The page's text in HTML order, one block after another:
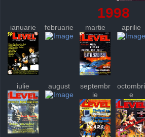
1998
ianuarie februarie martie aprilie
iulie august
septembr
ie
octombri
e